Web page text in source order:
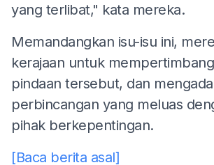
yang terlibat," kata mereka.
Memandangkan isu-isu ini,
kerajaan untuk
pindaan tersebut, dan
perbincangan yang meluas
pihak berkepentingan.
[Baca berita asal]